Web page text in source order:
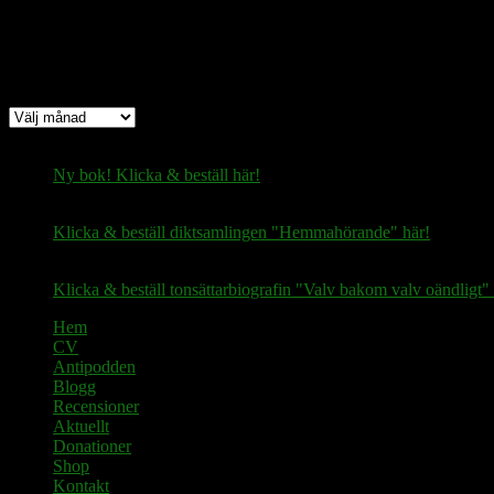
Arkiv
Ny bok! Klicka & beställ här!
Klicka & beställ diktsamlingen "Hemmahörande" här!
Klicka & beställ tonsättarbiografin "Valv bakom valv oändligt"
Hem
CV
Antipodden
Blogg
Recensioner
Aktuellt
Donationer
Shop
Kontakt